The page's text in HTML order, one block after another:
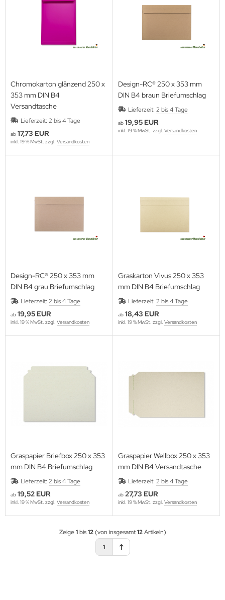
Chromokarton glänzend 250 x
353 mm DIN B4
Versandtasche
Lieferzeit: 2 bis 4 Tage
ab 17,73 EUR
inkl. 19 % MwSt. zzgl. Versandkosten
Design-RC® 250 x 353 mm
DIN B4 braun Briefumschlag
Lieferzeit: 2 bis 4 Tage
ab 19,95 EUR
inkl. 19 % MwSt. zzgl. Versandkosten
Design-RC® 250 x 353 mm
DIN B4 grau Briefumschlag
Lieferzeit: 2 bis 4 Tage
ab 19,95 EUR
inkl. 19 % MwSt. zzgl. Versandkosten
Graskarton Vivus 250 x 353
mm DIN B4 Briefumschlag
Lieferzeit: 2 bis 4 Tage
ab 18,43 EUR
inkl. 19 % MwSt. zzgl. Versandkosten
Graspapier Briefbox 250 x 353
mm DIN B4 Briefumschlag
Lieferzeit: 2 bis 4 Tage
ab 19,52 EUR
inkl. 19 % MwSt. zzgl. Versandkosten
Graspapier Wellbox 250 x 353
mm DIN B4 Versandtasche
Lieferzeit: 2 bis 4 Tage
ab 27,73 EUR
inkl. 19 % MwSt. zzgl. Versandkosten
Zeige1bis12(von insgesamt12Artikeln)
1